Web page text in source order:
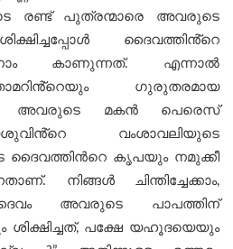
രണ്ട് പുത്രന്മാരെ അവരുടെ
ദൈവത്തിൻ്റെ
കാണുന്നത്. എന്നാൽ
ഗുരുതരമായ
അവരുടെ മകൻ പെരെസ്
വംശാവലിയുടെ
ദൈവത്തിന്‍റെ കൃപയും നമുക്കീ
നിങ്ങൾ ചിന്തിച്ചേക്കാം,
അവരുടെ പാപത്തിന്
പക്ഷേ യഹൂദയെയും